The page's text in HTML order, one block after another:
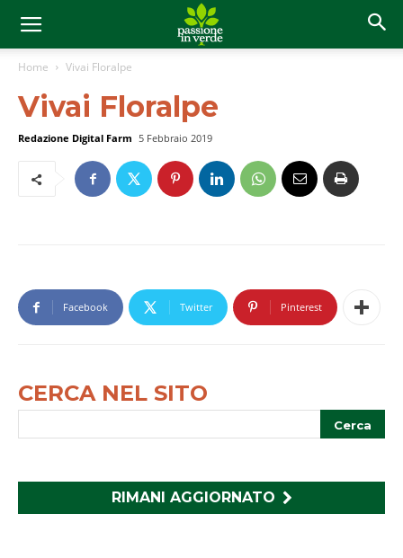
Home Vivai Floralpe
Vivai Floralpe
Redazione Digital Farm 5 Febbraio 2019
Facebook Twitter Pinterest
CERCA NEL SITO
RIMANI AGGIORNATO